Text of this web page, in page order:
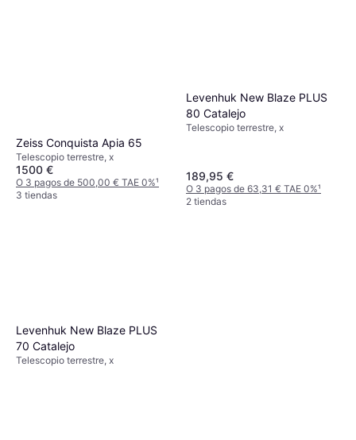
Zeiss Conquista Apia 65
Telescopio terrestre, x
1500 €
O 3 pagos de 500,00 € TAE 0%¹
3 tiendas
Levenhuk New Blaze PLUS
80 Catalejo
Telescopio terrestre, x
189,95 €
O 3 pagos de 63,31 € TAE 0%¹
2 tiendas
Levenhuk New Blaze PLUS
70 Catalejo
Telescopio terrestre, x